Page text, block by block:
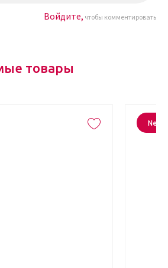
Войдите, чтобы комментировать
товары
New